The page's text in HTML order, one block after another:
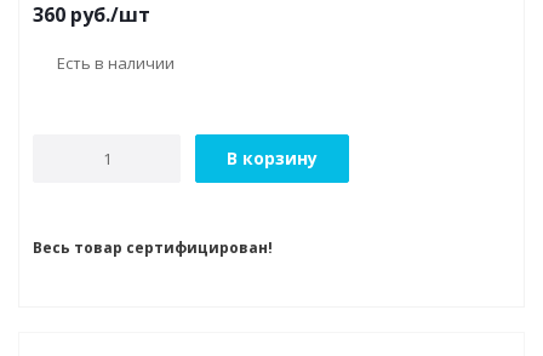
360 руб./шт
Есть в наличии
В корзину
Весь товар сертифицирован!